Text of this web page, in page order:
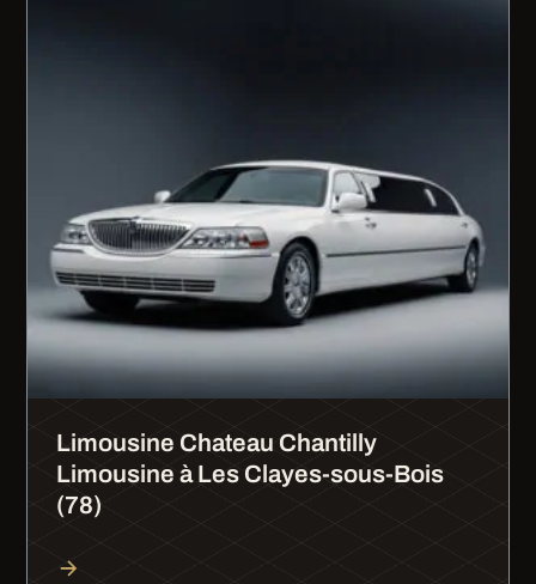
Limousine Chateau Chantilly
Limousine à Les Clayes-sous-Bois
(78)